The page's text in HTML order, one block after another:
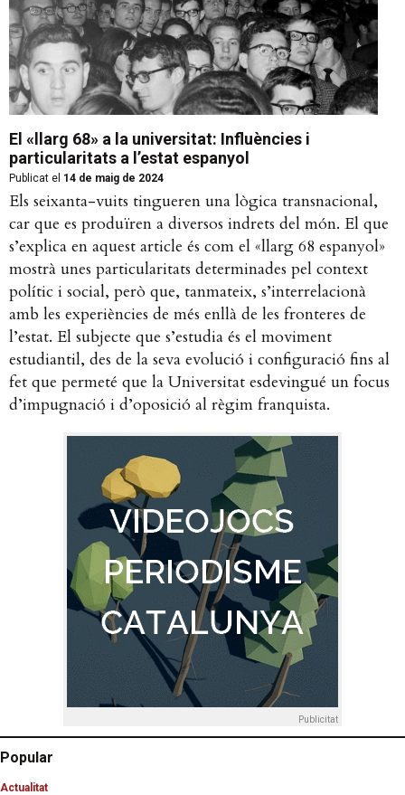
El «llarg 68» a la universitat: Influències i
particularitats a l’estat espanyol
Publicat el 14 de maig de 2024
Els seixanta-vuits tingueren una lògica transnacional,
car que es produïren a diversos indrets del món. El que
s’explica en aquest article és com el «llarg 68 espanyol»
mostrà unes particularitats determinades pel context
polític i social, però que, tanmateix, s’interrelacionà
amb les experiències de més enllà de les fronteres de
l’estat. El subjecte que s’estudia és el moviment
estudiantil, des de la seva evolució i configuració fins al
fet que permeté que la Universitat esdevingué un focus
d’impugnació i d’oposició al règim franquista.
Publicitat
Popular
Actualitat